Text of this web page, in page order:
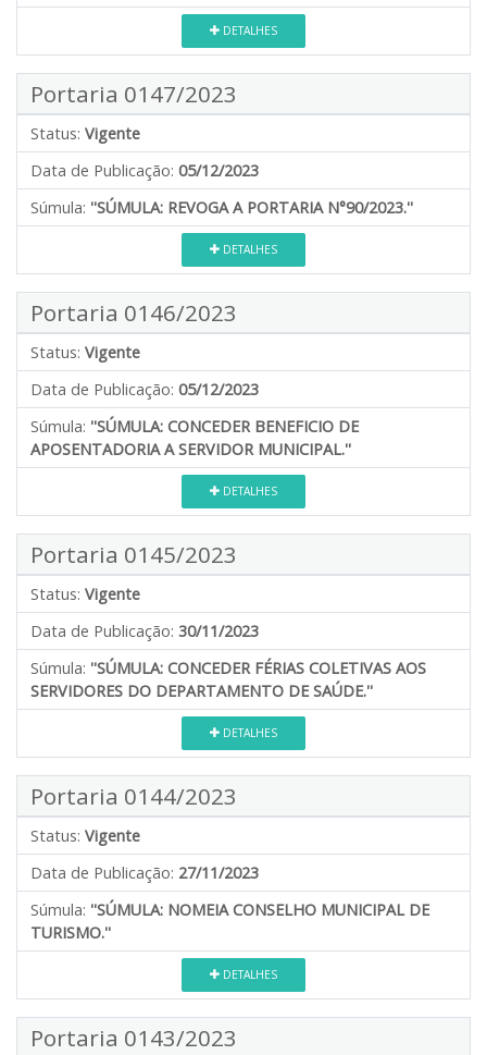
DETALHES
Portaria 0147/2023
Status: Vigente
Data de Publicação: 05/12/2023
Súmula: ''SÚMULA: REVOGA A PORTARIA N°90/2023.''
DETALHES
Portaria 0146/2023
Status: Vigente
Data de Publicação: 05/12/2023
Súmula: ''SÚMULA: CONCEDER BENEFICIO DE
APOSENTADORIA A SERVIDOR MUNICIPAL.''
DETALHES
Portaria 0145/2023
Status: Vigente
Data de Publicação: 30/11/2023
Súmula: ''SÚMULA: CONCEDER FÉRIAS COLETIVAS AOS
SERVIDORES DO DEPARTAMENTO DE SAÚDE.''
DETALHES
Portaria 0144/2023
Status: Vigente
Data de Publicação: 27/11/2023
Súmula: ''SÚMULA: NOMEIA CONSELHO MUNICIPAL DE
TURISMO.''
DETALHES
Portaria 0143/2023